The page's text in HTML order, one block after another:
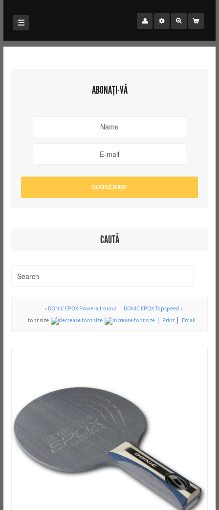
ABONAȚI-VĂ
CAUTĂ
« DONIC EPOX Powerallround
DONIC EPOX Topspeed »
font size
Print Email